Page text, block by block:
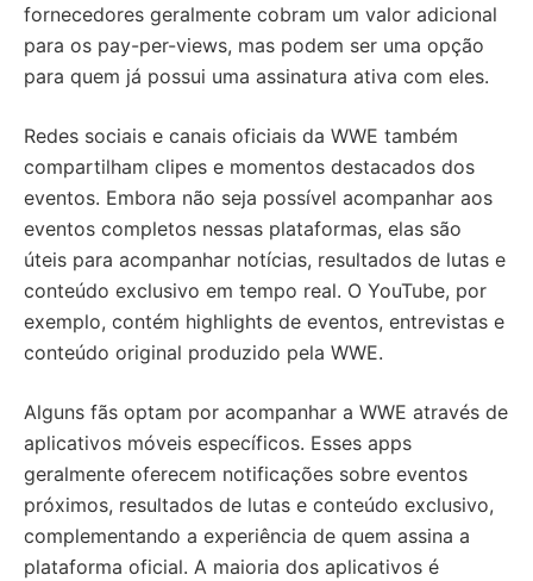
fornecedores geralmente cobram um valor adicional
para os pay-per-views, mas podem ser uma opção
para quem já possui uma assinatura ativa com eles.
Redes sociais e canais oficiais da WWE também
compartilham clipes e momentos destacados dos
eventos. Embora não seja possível acompanhar aos
eventos completos nessas plataformas, elas são
úteis para acompanhar notícias, resultados de lutas e
conteúdo exclusivo em tempo real. O YouTube, por
exemplo, contém highlights de eventos, entrevistas e
conteúdo original produzido pela WWE.
Alguns fãs optam por acompanhar a WWE através de
aplicativos móveis específicos. Esses apps
geralmente oferecem notificações sobre eventos
próximos, resultados de lutas e conteúdo exclusivo,
complementando a experiência de quem assina a
plataforma oficial. A maioria dos aplicativos é